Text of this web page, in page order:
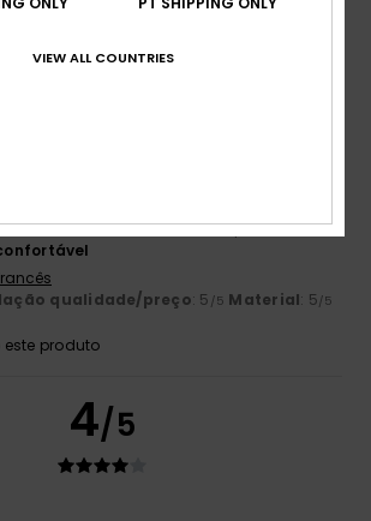
2026
Compra verificada
qualidade/preço: 5 /5 Material: 5/5
este produto
4/5
VIEW ALL COUNTRIES